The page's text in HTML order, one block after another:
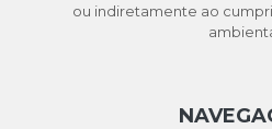
Brasil poderia produzir um
de água para América Latina
ou indiretamente ao